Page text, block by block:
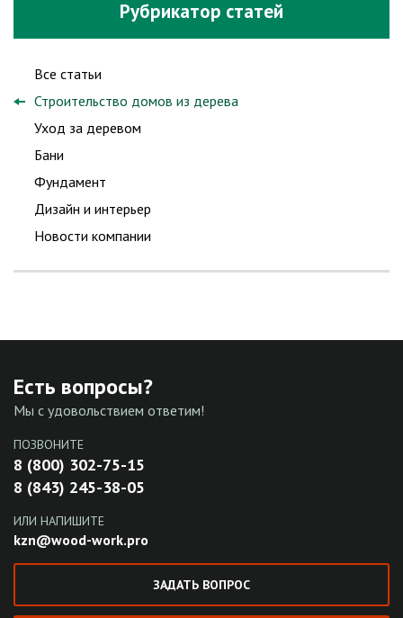
Рубрикатор статей
Все статьи
Строительство домов из дерева
Уход за деревом
Бани
Фундамент
Дизайн и интерьер
Новости компании
Есть вопросы?
Мы с удовольствием ответим!
ПОЗВОНИТЕ
8 (800) 302-75-15
8 (843) 245-38-05
ИЛИ НАПИШИТЕ
kzn@wood-work.pro
ЗАДАТЬ ВОПРОС